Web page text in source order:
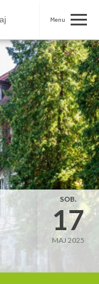
SOB.
17
MAJ 2025